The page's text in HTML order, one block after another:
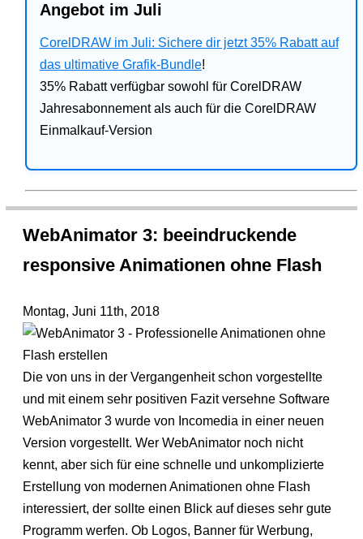
Angebot im Juli
CorelDRAW im Juli: Sichere dir jetzt 35% Rabatt auf
das ultimative Grafik-Bundle!
35% Rabatt verfügbar sowohl für CorelDRAW
Jahresabonnement als auch für die CorelDRAW
Einmalkauf-Version
WebAnimator 3: beeindruckende
responsive Animationen ohne Flash
Montag, Juni 11th, 2018
Die von uns in der Vergangenheit schon vorgestellte
und mit einem sehr positiven Fazit versehne Software
WebAnimator 3 wurde von Incomedia in einer neuen
Version vorgestellt. Wer WebAnimator noch nicht
kennt, aber sich für eine schnelle und unkomplizierte
Erstellung von modernen Animationen ohne Flash
interessiert, der sollte einen Blick auf dieses sehr gute
Programm werfen. Ob Logos, Banner für Werbung,